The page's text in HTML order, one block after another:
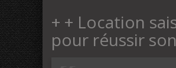
+ + Location
pour réussir